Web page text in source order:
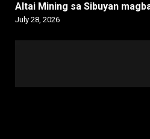
Altai Mining sa Sibuyan
July 28, 2026